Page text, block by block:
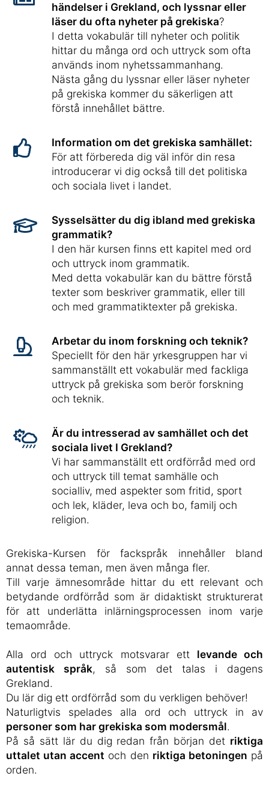
händelser i Grekland, och lyssnar eller
läser du ofta nyheter på grekiska?
I detta vokabulär till nyheter och politik
hittar du många ord och uttryck som ofta
används inom nyhetssammanhang.
Nästa gång du lyssnar eller läser nyheter
på grekiska kommer du säkerligen att
förstå innehållet bättre.
Information om det grekiska samhället:
För att förbereda dig väl inför din resa
introducerar vi dig också till det politiska
och sociala livet i landet.
Sysselsätter du dig ibland med grekiska
grammatik?
I den här kursen finns ett kapitel med ord
och uttryck inom grammatik.
Med detta vokabulär kan du bättre förstå
texter som beskriver grammatik, eller till
och med grammatiktexter på grekiska.
Arbetar du inom forskning och teknik?
Speciellt för den här yrkesgruppen har vi
sammanställt ett vokabulär med fackliga
uttryck på grekiska som berör forskning
och teknik.
Är du intresserad av samhället och det
sociala livet I Grekland?
Vi har sammanställt ett ordförråd med ord
och uttryck till temat samhälle och
socialliv, med aspekter som fritid, sport
och lek, kläder, leva och bo, familj och
religion.
Grekiska-Kursen för fackspråk innehåller bland
annat dessa teman, men även många fler.
Till varje ämnesområde hittar du ett relevant och
betydande ordförråd som är didaktiskt strukturerat
för att underlätta inlärningsprocessen inom varje
temaområde.
Alla ord och uttryck motsvarar ett levande och
autentisk språk, så som det talas i dagens
Grekland.
Du lär dig ett ordförråd som du verkligen behöver!
Naturligtvis spelades alla ord och uttryck in av
personer som har grekiska som modersmål.
På så sätt lär du dig redan från början det riktiga
uttalet utan accent och den riktiga betoningen på
orden.